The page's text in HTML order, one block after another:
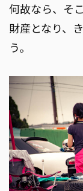
何故なら、そ
財産となり、
う。